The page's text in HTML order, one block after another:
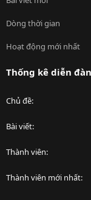
Dòng thời gian
Hoạt động mới nhất
Thống kê diễn đàn
Chủ đề
Bài viết
Thành viên
Thành viên mới nhất